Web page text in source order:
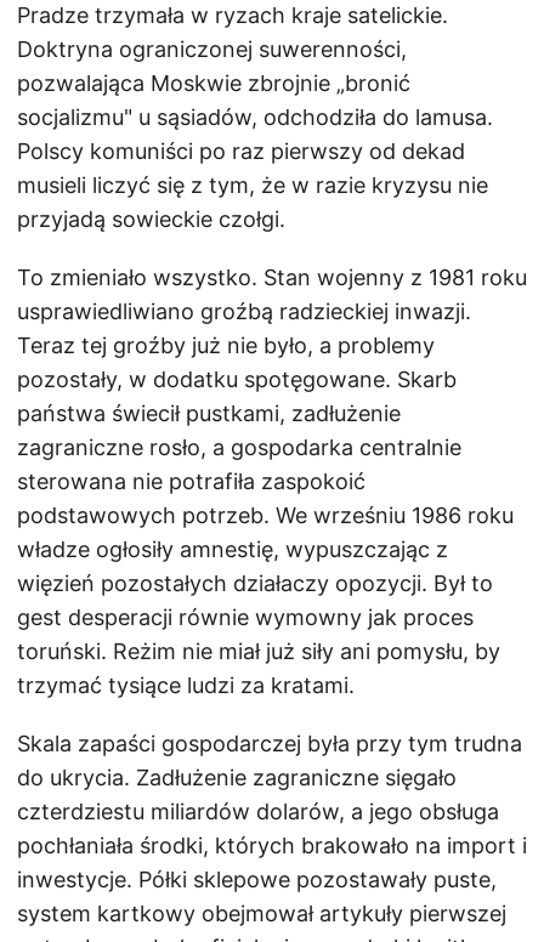
Pradze trzymała w ryzach kraje satelickie.
Doktryna ograniczonej suwerenności,
pozwalająca Moskwie zbrojnie „bronić
socjalizmu" u sąsiadów, odchodziła do lamusa.
Polscy komuniści po raz pierwszy od dekad
musieli liczyć się z tym, że w razie kryzysu nie
przyjadą sowieckie czołgi.
To zmieniało wszystko. Stan wojenny z 1981 roku
usprawiedliwiano groźbą radzieckiej inwazji.
Teraz tej groźby już nie było, a problemy
pozostały, w dodatku spotęgowane. Skarb
państwa świecił pustkami, zadłużenie
zagraniczne rosło, a gospodarka centralnie
sterowana nie potrafiła zaspokoić
podstawowych potrzeb. We wrześniu 1986 roku
władze ogłosiły amnestię, wypuszczając z
więzień pozostałych działaczy opozycji. Był to
gest desperacji równie wymowny jak proces
toruński. Reżim nie miał już siły ani pomysłu, by
trzymać tysiące ludzi za kratami.
Skala zapaści gospodarczej była przy tym trudna
do ukrycia. Zadłużenie zagraniczne sięgało
czterdziestu miliardów dolarów, a jego obsługa
pochłaniała środki, których brakowało na import i
inwestycje. Półki sklepowe pozostawały puste,
system kartkowy obejmował artykuły pierwszej